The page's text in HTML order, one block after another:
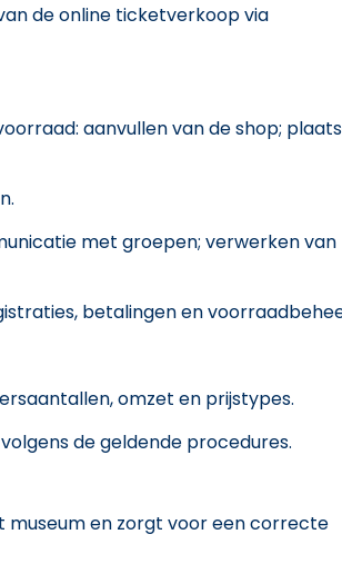
de online ticketverkoop via
aanvullen van de shop;
met groepen; verwerken van
betalingen en
omzet en prijstypes.
de geldende procedures.
museum en zorgt voor een correcte